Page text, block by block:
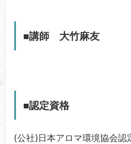
■講師 大竹麻友
■認定資格
(公社)日本アロマ環境協会